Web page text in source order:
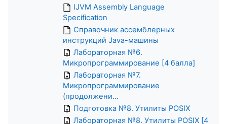
IJVM Assembly Language
Specification
Справочник ассемблерных
инструкций Java-машины
Лабораторная №6.
Микропрограммирование [4 балла]
Лабораторная №7.
Микропрограммирование
(продолжени...
Подготовка №8. Утилиты POSIX
Лабораторная №8. Утилиты POSIX [4